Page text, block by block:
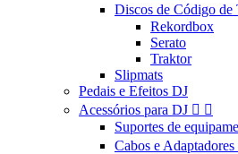
Discos de Código de
Rekordbox
Serato
Traktor
Slipmats
Pedais e Efeitos DJ
Acessórios para DJ  
Suportes de
Cabos e Adaptadores